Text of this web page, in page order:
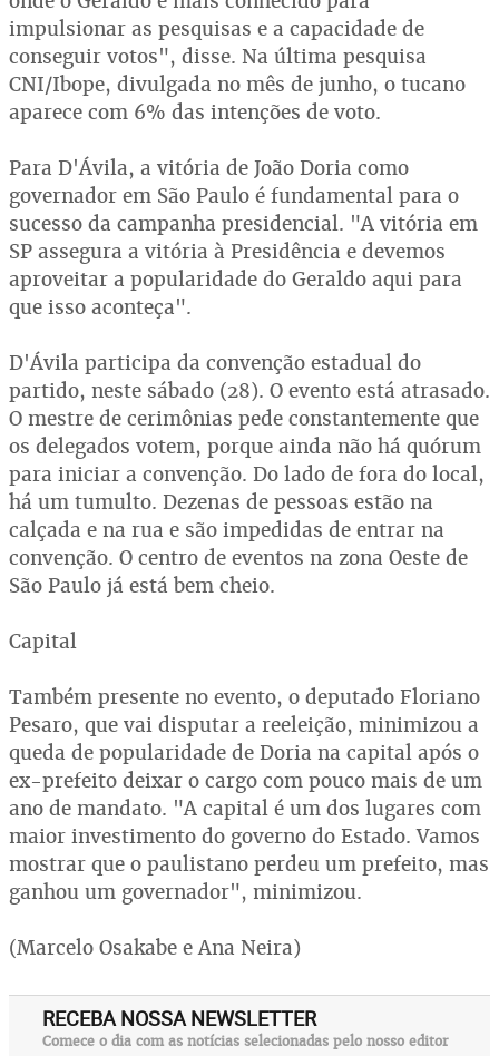
impulsionar as pesquisas e a capacidade de
conseguir votos", disse. Na última pesquisa
CNI/Ibope, divulgada no mês de junho, o tucano
aparece com 6% das intenções de voto.
Para D'Ávila, a vitória de João Doria como
governador em São Paulo é fundamental para o
sucesso da campanha presidencial. "A vitória em
SP assegura a vitória à Presidência e devemos
aproveitar a popularidade do Geraldo aqui para
que isso aconteça".
D'Ávila participa da convenção estadual do
partido, neste sábado (28). O evento está atrasado.
O mestre de cerimônias pede constantemente que
os delegados votem, porque ainda não há quórum
para iniciar a convenção. Do lado de fora do local,
há um tumulto. Dezenas de pessoas estão na
calçada e na rua e são impedidas de entrar na
convenção. O centro de eventos na zona Oeste de
São Paulo já está bem cheio.
Capital
Também presente no evento, o deputado Floriano
Pesaro, que vai disputar a reeleição, minimizou a
queda de popularidade de Doria na capital após o
ex-prefeito deixar o cargo com pouco mais de um
ano de mandato. "A capital é um dos lugares com
maior investimento do governo do Estado. Vamos
mostrar que o paulistano perdeu um prefeito, mas
ganhou um governador", minimizou.
(Marcelo Osakabe e Ana Neira)
RECEBA NOSSA NEWSLETTER
Comece o dia com as notícias selecionadas pelo nosso editor